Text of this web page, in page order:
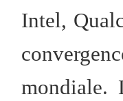
Intel,
mondiale.